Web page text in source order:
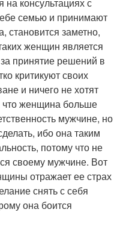
семью и принимают
заметно,
женщин является
за принятие решений в
критикуют своих
и ничего не хотят
что женщина больше
мужчине, но
ибо она таким
потому что не
своему мужчине. Вот
отражает ее страх
снять с себя
она боится